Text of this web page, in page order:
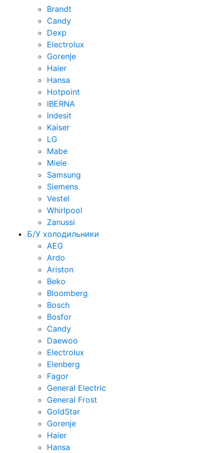
Brandt
Candy
Dexp
Electrolux
Gorenje
Haier
Hansa
Hotpoint
IBERNA
Indesit
Kaiser
LG
Mabe
Miele
Samsung
Siemens
Vestel
Whirlpool
Zanussi
Б/У холодильники
AEG
Ardo
Ariston
Beko
Bloomberg
Bosch
Bosfor
Candy
Daewoo
Electrolux
Elenberg
Fagor
General Electric
General Frost
GoldStar
Gorenje
Haier
Hansa